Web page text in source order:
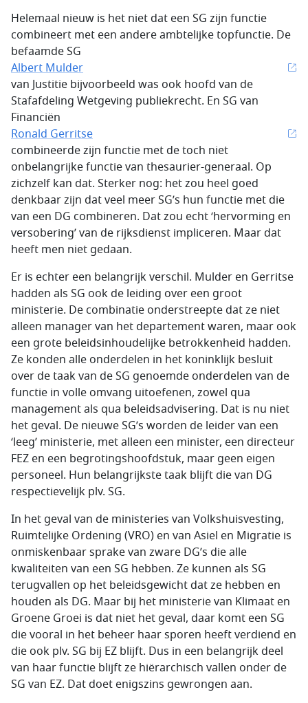
Helemaal nieuw is het niet dat een SG zijn functie
combineert met een andere ambtelijke topfunctie. De
befaamde SG
Albert Mulder
van Justitie bijvoorbeeld was ook hoofd van de
Stafafdeling Wetgeving publiekrecht. En SG van
Financiën
Ronald Gerritse
combineerde zijn functie met de toch niet
onbelangrijke functie van thesaurier-generaal. Op
zichzelf kan dat. Sterker nog: het zou heel goed
denkbaar zijn dat veel meer SG’s hun functie met die
van een DG combineren. Dat zou echt ‘hervorming en
versobering’ van de rijksdienst impliceren. Maar dat
heeft men niet gedaan.
Er is echter een belangrijk verschil. Mulder en Gerritse
hadden als SG ook de leiding over een groot
ministerie. De combinatie onderstreepte dat ze niet
alleen manager van het departement waren, maar ook
een grote beleidsinhoudelijke betrokkenheid hadden.
Ze konden alle onderdelen in het koninklijk besluit
over de taak van de SG genoemde onderdelen van de
functie in volle omvang uitoefenen, zowel qua
management als qua beleidsadvisering. Dat is nu niet
het geval. De nieuwe SG’s worden de leider van een
‘leeg’ ministerie, met alleen een minister, een directeur
FEZ en een begrotingshoofdstuk, maar geen eigen
personeel. Hun belangrijkste taak blijft die van DG
respectievelijk plv. SG.
In het geval van de ministeries van Volkshuisvesting,
Ruimtelijke Ordening (VRO) en van Asiel en Migratie is
onmiskenbaar sprake van zware DG’s die alle
kwaliteiten van een SG hebben. Ze kunnen als SG
terugvallen op het beleidsgewicht dat ze hebben en
houden als DG. Maar bij het ministerie van Klimaat en
Groene Groei is dat niet het geval, daar komt een SG
die vooral in het beheer haar sporen heeft verdiend en
die ook plv. SG bij EZ blijft. Dus in een belangrijk deel
van haar functie blijft ze hiërarchisch vallen onder de
SG van EZ. Dat doet enigszins gewrongen aan.